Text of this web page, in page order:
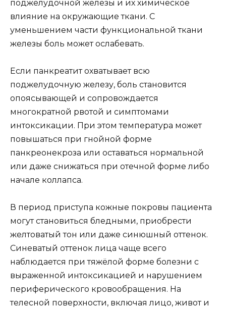
поджелудочной железы и их химическое
влияние на окружающие ткани. С
уменьшением части функциональной ткани
железы боль может ослабевать.
Если панкреатит охватывает всю
поджелудочную железу, боль становится
опоясывающей и сопровождается
многократной рвотой и симптомами
интоксикации. При этом температура может
повышаться при гнойной форме
панкреонекроза или оставаться нормальной
или даже снижаться при отечной форме либо
начале коллапса.
В период приступа кожные покровы пациента
могут становиться бледными, приобрести
желтоватый тон или даже синюшный оттенок.
Синеватый оттенок лица чаще всего
наблюдается при тяжёлой форме болезни с
выраженной интоксикацией и нарушением
периферического кровообращения. На
телесной поверхности, включая лицо, живот и